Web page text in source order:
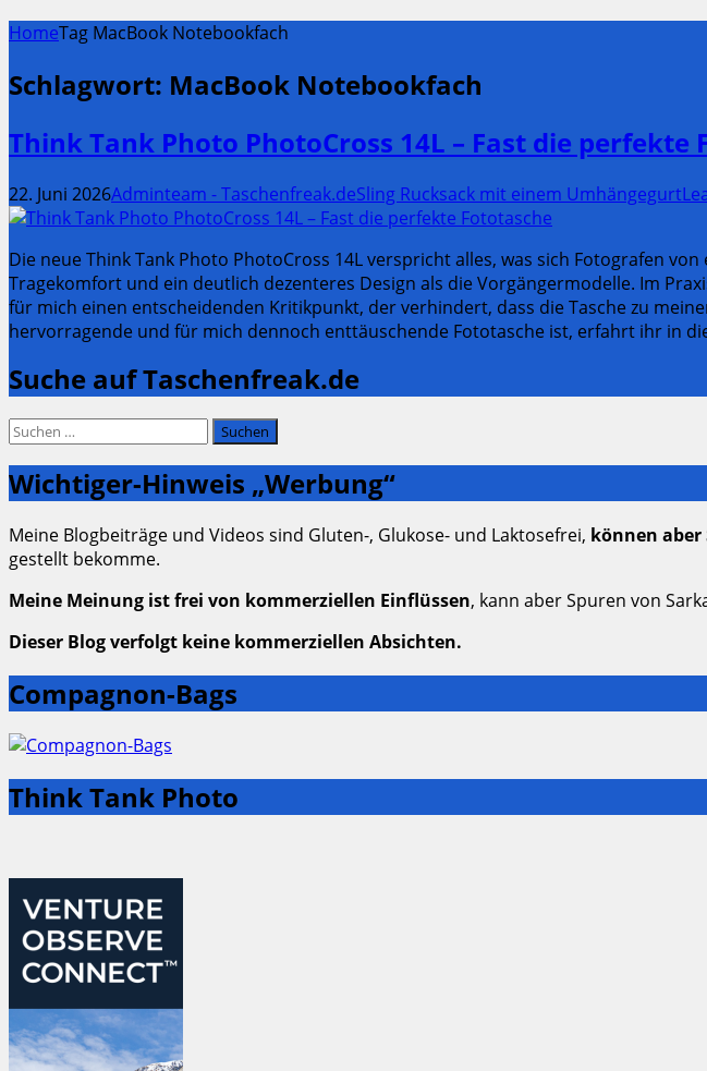
HomeTag MacBook Notebookfach
Schlagwort: MacBook Notebookfach
Think Tank Photo PhotoCross 14L – Fast die perfekte
22. Juni 2026Adminteam - Taschenfreak.deSling Rucksack mit einem Umhängegurt
Die neue Think Tank Photo PhotoCross 14L verspricht alles, was sich Fotografen
Tragekomfort und ein deutlich dezenteres Design als die Vorgängermodelle. Im
für mich einen entscheidenden Kritikpunkt, der verhindert, dass die Tasche zu
hervorragende und für mich dennoch enttäuschende Fototasche ist, erfahrt ihr in
Suche auf Taschenfreak.de
Suchen
nach:
Wichtiger-Hinweis „Werbung“
Meine Blogbeiträge und Videos sind Gluten-, Glukose- und Laktosefrei, können aber
gestellt bekomme.
Meine Meinung ist frei von kommerziellen Einflüssen, kann aber Spuren von
Dieser Blog verfolgt keine kommerziellen Absichten.
Compagnon-Bags
Think Tank Photo